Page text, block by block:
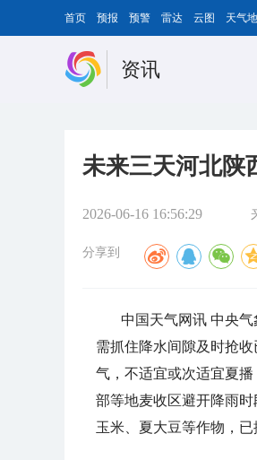
首页 预报 预警 雷达 云图 天气
资讯
未来三天河北陕
2026-06-16 16:56:29
分享到
中国天气网讯 中央
需抓住降水间隙及时抢
气，不适宜或次适宜夏
部等地麦收区避开降雨
玉米、夏大豆等作物，已